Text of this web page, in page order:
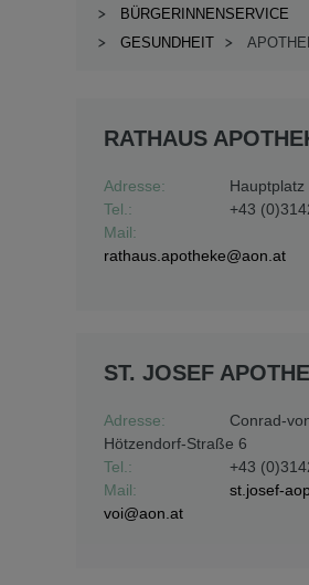
BÜRGERINNENSERVICE
GESUNDHEIT
RATHAUS
Adresse:
Hauptplatz
Tel.:
+43
Mail:
rathaus.apotheke@aon.at
ST. JOSEF
Adresse:
Conrad-
Hötzendorf-Straße 6
Tel.:
+43
Mail:
st.josef-
voi@aon.at